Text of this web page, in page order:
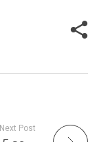
Next Post